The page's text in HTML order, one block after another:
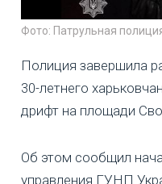
Фото: Патрульная
Полиция завершила
30-летнего
дрифт на площади
Об этом сообщил
управления ГУНП